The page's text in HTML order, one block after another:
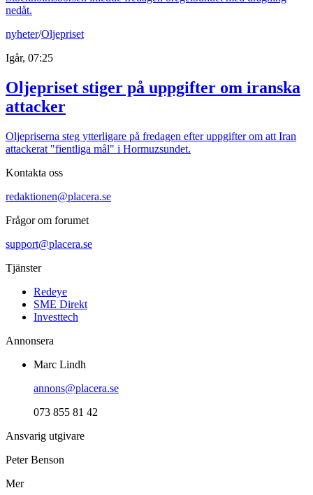
nedåt.
nyheter/Oljepriset
Igår, 07:25
Oljepriset stiger på uppgifter om iranska
attacker
Oljepriserna steg ytterligare på fredagen efter uppgifter om att Iran
attackerat "fientliga mål" i Hormuzsundet.
Kontakta oss
redaktionen@placera.se
Frågor om forumet
support@placera.se
Tjänster
Redeye
SME Direkt
Investtech
Annonsera
Marc Lindh
annons@placera.se
073 855 81 42
Ansvarig utgivare
Peter Benson
Mer